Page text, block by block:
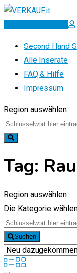
Zum
Inserat erstellen
Second Hand
Alle Inserate
FAQ & Hilfe
Impressum
Region auswählen
Tag:
Region auswählen
Die Kategorie wählen
Suchen